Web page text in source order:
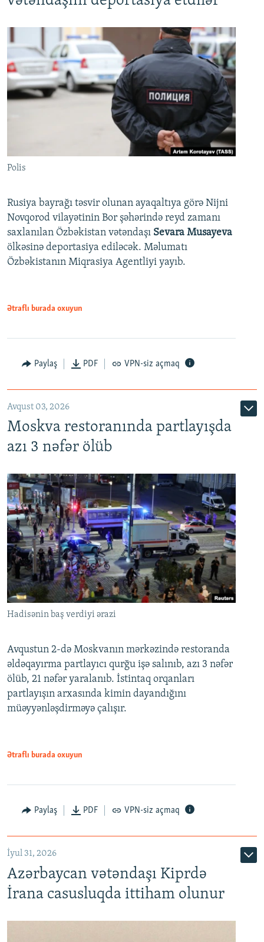
Polis
Rusiya bayrağı təsvir olunan ayaqaltıya görə Nijni
Novqorod vilayətinin Bor şəhərində reyd zamanı
saxlanılan Özbəkistan vətəndaşı Sevara Musayeva
ölkəsinə deportasiya ediləcək. Məlumatı
Özbəkistanın Miqrasiya Agentliyi yayıb.
Ətraflı burada oxuyun
Paylaş PDF VPN-siz açmaq
Avqust 03, 2026
Moskva restoranında partlayışda
azı 3 nəfər ölüb
Hadisənin baş verdiyi ərazi
Avqustun 2-də Moskvanın mərkəzində restoranda
əldəqayırma partlayıcı qurğu işə salınıb, azı 3 nəfər
ölüb, 21 nəfər yaralanıb. İstintaq orqanları
partlayışın arxasında kimin dayandığını
müəyyənləşdirməyə çalışır.
Ətraflı burada oxuyun
Paylaş PDF VPN-siz açmaq
İyul 31, 2026
Azərbaycan vətəndaşı Kiprdə
İrana casusluqda ittiham olunur